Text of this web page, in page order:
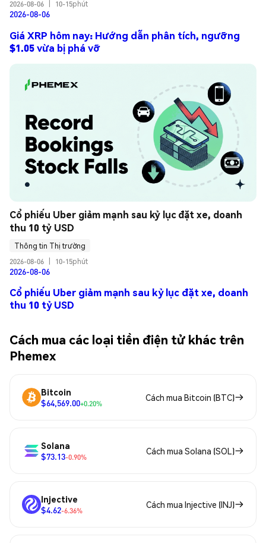
2026-08-06
10-15phút
2026-08-06
Giá XRP hôm nay: Hướng dẫn phân tích, ngưỡng
$1.05 vừa bị phá vỡ
Cổ phiếu Uber giảm mạnh sau kỷ lục đặt xe, doanh
thu 10 tỷ USD
Thông tin Thị trường
2026-08-06
10-15phút
2026-08-06
Cổ phiếu Uber giảm mạnh sau kỷ lục đặt xe, doanh
thu 10 tỷ USD
Cách mua các loại tiền điện tử khác trên
Phemex
Bitcoin
$64,569.00+0.20%
Cách mua Bitcoin (BTC)
Solana
$73.13-0.90%
Cách mua Solana (SOL)
Injective
$4.62-6.36%
Cách mua Injective (INJ)